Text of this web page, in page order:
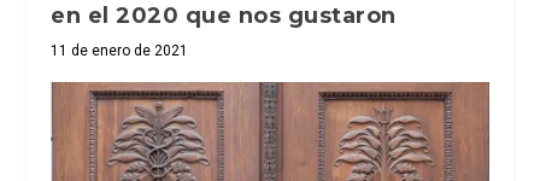
en el 2020 que nos gustaron
11 de enero de 2021